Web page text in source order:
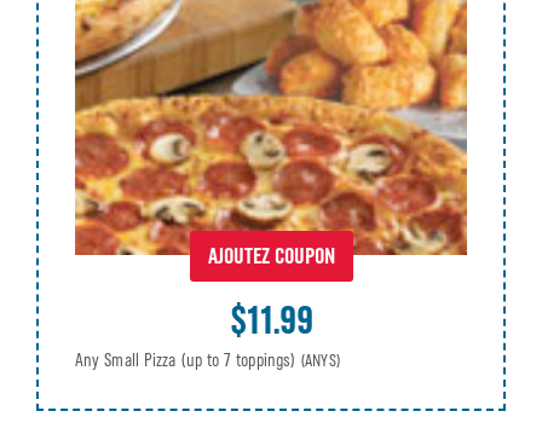
AJOUTEZ COUPON
$11.99
Any Small Pizza (up to 7 toppings) (ANYS)